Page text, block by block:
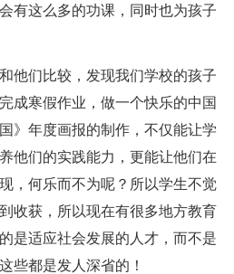
有这么多的功课，同时也为孩子
他们比较，发现我们学校的孩子
成寒假作业，做一个快乐的中国
》年度画报的制作，不仅能让学
他们的实践能力，更能让他们在
，何乐而不为呢？所以学生不觉
收获，所以现在有很多地方教育
是适应社会发展的人才，而不是
些都是发人深省的！